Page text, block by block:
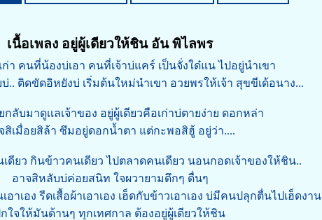
เนื้อเพลง อยู่ผู้เดียวให้ชิน อัน พิไลพร
ก่า คนที่น้องบ่เอา คนที่เจ้าบ่แคร์ เป็นจั่งใด๋แน ไปอยู่นำเขา
.. ติดขัดอิหยังบ่ เริ่มต้นใหม่นำเขา อวยพรให้เจ้า สุขขีเด้อนาง...
ลับมาดูเเลเจ้าของ อยู่ผู้เดียวคือเก่าบ่ตายง่าย ดอกหล่า
สิเมื่อยสิล้า ซึมอยู่ดอกน้ำตา แต่กะพอสิฮู้ อยู่ว่า....
ดียว กินข้าวคนเดียว ไปตลาดคนเดียว นอนกอดเจ้าของให้ชิน..
อาจสิหลับบ่ค่อยสนิท ใจผวายามดึกๆ ดื่นๆ
าเอง รีดเสื้อผ้าเอาเอง เฮ็ดกับข้าวเอาเอง บ่มีคนปลุกตื่นไปเฮ็ดงาน
ใจให้มันด้านๆ ทุกเทศกาล ต้องอยู่ผู้เดียวให้ชิน